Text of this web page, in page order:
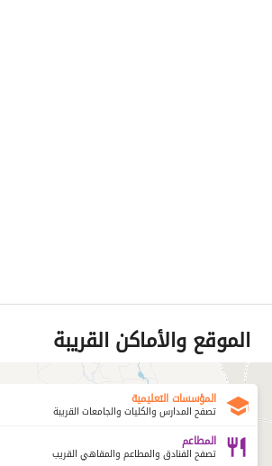
الموقع والأماكن القريبة
المؤسسات التعليمية
تصفح المدارس والكليات والجامعات القريبة
المطاعم
تصفح الفنادق والمطاعم والمقاهي القريب